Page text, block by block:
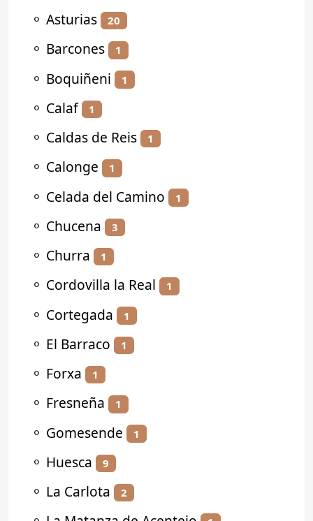
⚬ Asturias 20
⚬ Barcones 1
⚬ Boquiñeni 1
⚬ Calaf 1
⚬ Caldas de Reis 1
⚬ Calonge 1
⚬ Celada del Camino 1
⚬ Chucena 3
⚬ Churra 1
⚬ Cordovilla la Real 1
⚬ Cortegada 1
⚬ El Barraco 1
⚬ Forxa 1
⚬ Fresneña 1
⚬ Gomesende 1
⚬ Huesca 9
⚬ La Carlota 2